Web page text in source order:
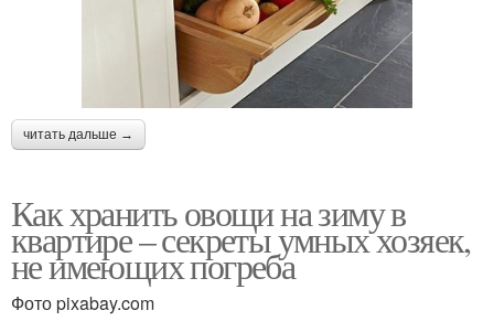
читать дальше →
Как хранить овощи на зиму в
квартире – секреты умных хозяек,
не имеющих погреба
Фото pixabay.com